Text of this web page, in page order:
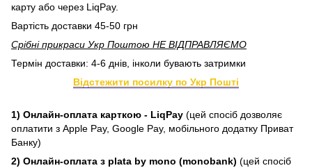
карту або через LiqPay.
Вартість доставки 45-50 грн
Срібні прикраси Укр Поштою НЕ ВІДПРАВЛЯЄМО
Термін доставки: 4-6 днів, інколи бувають затримки
Відстежити посилку по Укр Пошті
1) Онлайн-оплата карткою - LiqPay (цей спосіб дозволяє
оплатити з Apple Pay, Google Pay, мобільного додатку Приват
Банку)
2) Онлайн-оплата з plata by mono (monobank) (цей спосіб